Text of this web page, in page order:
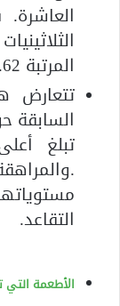
المرتبة 62.
تتعارض
السابقة
تبلغ
التقاعد.
الأطعمة